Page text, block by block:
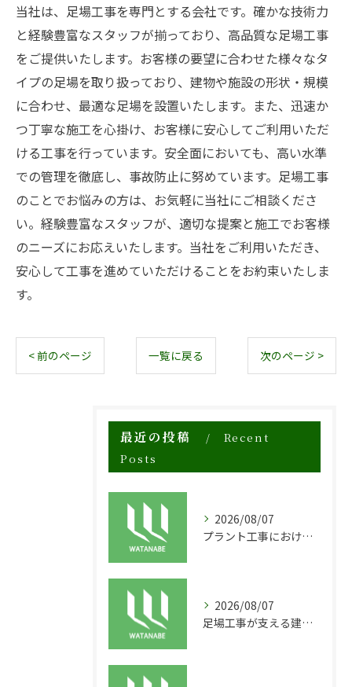
当社は、足場工事を専門とする会社です。確かな技術力
と経験豊富なスタッフが揃っており、高品質な足場工事
をご提供いたします。お客様の要望に合わせた様々なタ
イプの足場を取り扱っており、建物や施設の形状・規模
に合わせ、最適な足場を設置いたします。また、迅速か
つ丁寧な施工を心掛け、お客様に安心してご利用いただ
ける工事を行っています。安全面においても、高い水準
での管理を徹底し、事故防止に努めています。足場工事
のことでお悩みの方は、お気軽に当社にご相談くださ
い。経験豊富なスタッフが、適切な提案と施工でお客様
のニーズにお応えいたします。当社をご利用いただき、
安心して工事を進めていただけることをお約束いたしま
す。
< 前のページ 一覧に戻る 次のページ >
最近の投稿
Recent
Posts
2026/08/07
プラント工事における足場工事の安全対策と施工の重要性
2026/08/07
足場工事が支える建物の長寿命化と外装塗装の重要性